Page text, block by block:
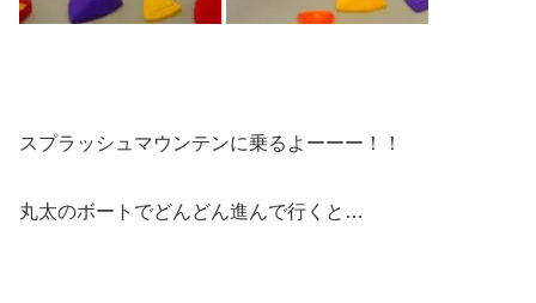
スプラッシュマウンテンに乗るよーーー！！
丸太のボートでどんどん進んで行くと…